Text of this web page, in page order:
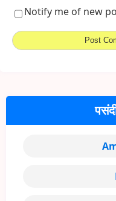
Notify me of new